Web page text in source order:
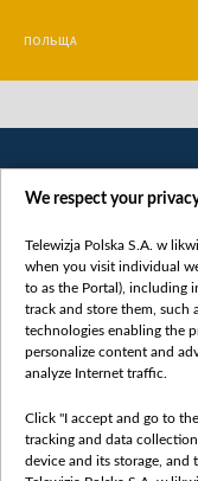
ПОЛЬЩА
We respect your
Telewizja Polska S.A. w
when you visit individual
to as the Portal), including
track and store them, such
technologies enabling the
personalize content and
analyze Internet traffic.
Click "I accept and go to
tracking and data
device and its storage, and